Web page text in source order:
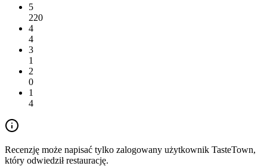
5
220
4
4
3
1
2
0
1
4
Recenzję może napisać tylko zalogowany użytkownik TasteTown,
który odwiedził restaurację.